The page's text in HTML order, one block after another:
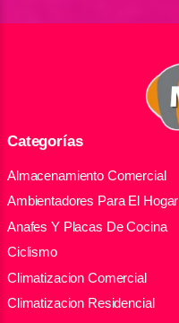
Categorías
Almacenamiento Comercial
Ambientadores Para El Hogar
Anafes Y Placas De Cocina
Ciclismo
Climatizacion Comercial
Climatizacion Residencial